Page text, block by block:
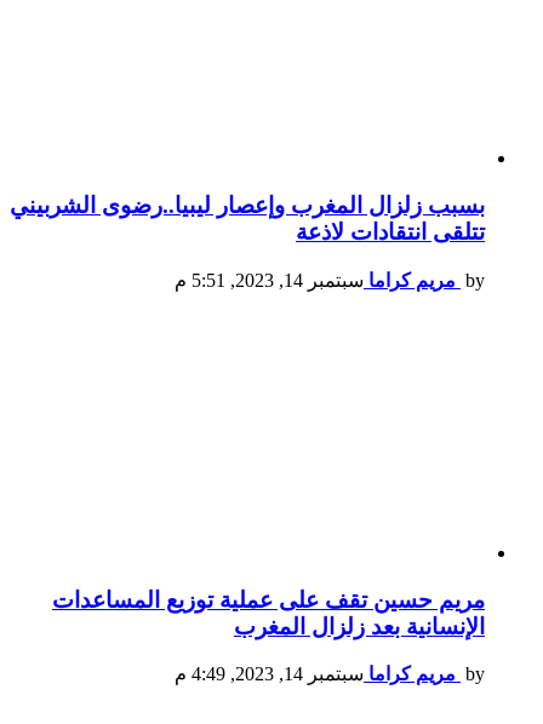
بسبب زلزال المغرب وإعصار ليبيا..رضوى الشربيني
تتلقى انتقادات لاذعة
by مريم كراما سبتمبر 14, 2023, 5:51 م
مريم حسين تقف على عملية توزيع المساعدات
الإنسانية بعد زلزال المغرب
by مريم كراما سبتمبر 14, 2023, 4:49 م